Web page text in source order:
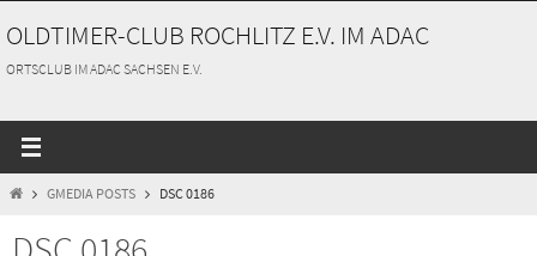
Inhalt
springen
OLDTIMER-CLUB ROCHLITZ E.V. IM ADAC
ORTSCLUB IM ADAC SACHSEN E.V.
STARTGMEDIA POSTS DSC 0186